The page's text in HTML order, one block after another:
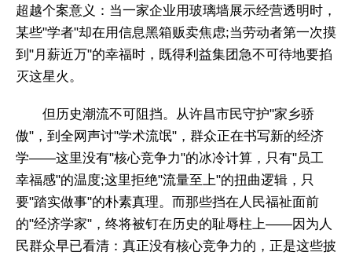
超越个案意义：当一家企业用玻璃墙展示经营透明时，
某些"学者"却在用信息黑箱贩卖焦虑;当劳动者第一次摸
到"月薪近万"的幸福时，既得利益集团急不可待地要掐
灭这星火。
但历史潮流不可阻挡。从许昌市民守护"家乡骄
傲"，到全网声讨"学术流氓"，群众正在书写新的经济
学——这里没有"核心竞争力"的冰冷计算，只有"员工
幸福感"的温度;这里拒绝"流量至上"的扭曲逻辑，只
要"踏实做事"的朴素真理。而那些挡在人民福祉面前
的"经济学家"，终将被钉在历史的耻辱柱上——因为人
民群众早已看清：真正没有核心竞争力的，正是这些披